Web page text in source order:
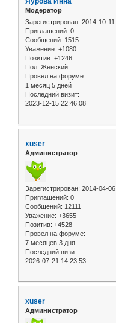
Модератор
Зарегистрирован: 2014-10-11
Приглашений: 0
Сообщений: 1515
Уважение: +1080
Позитив: +1246
Пол: Женский
Провел на форуме:
1 месяц 5 дней
Последний визит:
2023-12-15 22:46:08
xuser
Администратор
Зарегистрирован: 2014-04-06
Приглашений: 0
Сообщений: 12111
Уважение: +3655
Позитив: +4528
Провел на форуме:
7 месяцев 3 дня
Последний визит:
2026-07-21 14:23:53
xuser
Администратор